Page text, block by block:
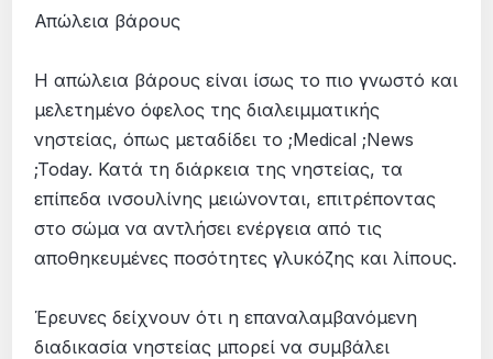
Απώλεια βάρους
Η απώλεια βάρους είναι ίσως το πιο γνωστό και
μελετημένο όφελος της διαλειμματικής
νηστείας, όπως μεταδίδει το ;Medical ;News
;Today. Κατά τη διάρκεια της νηστείας, τα
επίπεδα ινσουλίνης μειώνονται, επιτρέποντας
στο σώμα να αντλήσει ενέργεια από τις
αποθηκευμένες ποσότητες γλυκόζης και λίπους.
Έρευνες δείχνουν ότι η επαναλαμβανόμενη
διαδικασία νηστείας μπορεί να συμβάλει